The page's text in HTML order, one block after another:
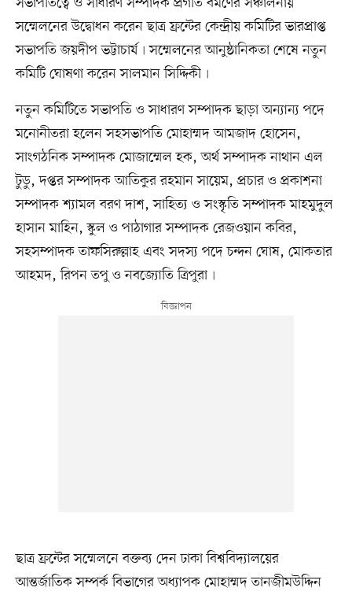
সম্মেলনের উদ্বোধন করেন ছাত্র ফ্রন্টের কেন্দ্রীয় কমিটির ভারপ্রাপ্ত
সভাপতি জয়দীপ ভট্টাচার্য৷ সম্মেলনের আনুষ্ঠানিকতা শেষে নতুন
কমিটি ঘোষণা করেন সালমান সিদ্দিকী৷
নতুন কমিটিতে সভাপতি ও সাধারণ সম্পাদক ছাড়া অন্যান্য পদে
মনোনীতরা হলেন সহসভাপতি মোহাম্মদ আমজাদ হোসেন,
সাংগঠনিক সম্পাদক মোজাম্মেল হক, অর্থ সম্পাদক নাথান এল
টুডু, দপ্তর সম্পাদক আতিকুর রহমান সায়েম, প্রচার ও প্রকাশনা
সম্পাদক শ্যামল বরণ দাশ, সাহিত্য ও সংস্কৃতি সম্পাদক মাহমুদুল
হাসান মাহিন, স্কুল ও পাঠাগার সম্পাদক রেজওয়ান কবির,
সহসম্পাদক তাফসিরুল্লাহ এবং সদস্য পদে চন্দন ঘোষ, মোকতার
আহমদ, রিপন তপু ও নবজ্যোতি ত্রিপুরা৷
ছাত্র ফ্রন্টের সম্মেলনে বক্তব্য দেন ঢাকা বিশ্ববিদ্যালয়ের
আন্তর্জাতিক সম্পর্ক বিভাগের অধ্যাপক মোহাম্মদ তানজীমউদ্দিন